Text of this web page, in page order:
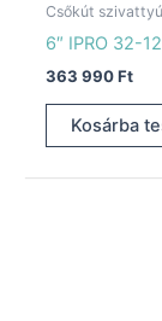
Csőkút
6″ IPRO 32-
363 990Ft
Kosárba